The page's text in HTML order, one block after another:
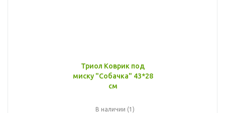
Триол Коврик под
миску "Собачка" 43*28
см
В наличии (1)